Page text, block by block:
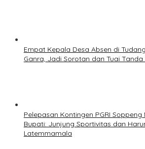
Empat Kepala Desa Absen di
Ganra, Jadi Sorotan dan Tuai Tanda
Pelepasan Kontingen PGRI Soppeng
Bupati: Junjung Sportivitas dan
Latemmamala